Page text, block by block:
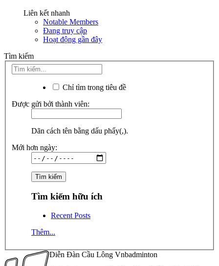
Liên kết nhanh
Notable Members
Đang truy cập
Hoạt động gần đây
Tìm kiếm
Chỉ tìm trong tiêu đề
Được gửi bởi thành viên:
Dãn cách tên bằng dấu phẩy(,).
Mới hơn ngày:
Tìm kiếm hữu ích
Recent Posts
Thêm...
Diễn Đàn Cầu Lông Vnbadminton